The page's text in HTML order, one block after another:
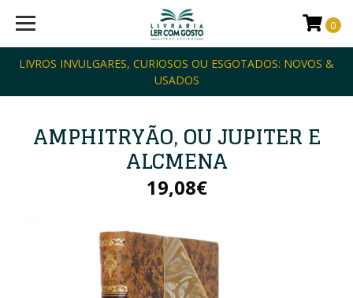
LIVROS INVULGARES, CURIOSOS OU ESGOTADOS: NOVOS &
USADOS
0
AMPHITRYÃO, OU JUPITER E
ALCMENA
19,08€